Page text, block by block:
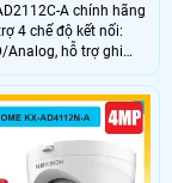
A chính hãng
4 chế độ kết nối:
Analog, hỗ trợ ghi
Camera
A còn trang
trắng có tầm xa
ngoại 25m, kết hợp
chống ngược sáng
nhiễu 2DNR, BLC, HLC,